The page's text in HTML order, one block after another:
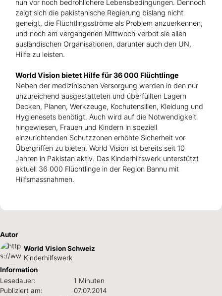
nun vor noch bedrohlichere Lebensbedingungen. Dennoch
zeigt sich die pakistanische Regierung bislang nicht
geneigt, die Flüchtlingsströme als Problem anzuerkennen,
und noch am vergangenen Mittwoch verbot sie allen
ausländischen Organisationen, darunter auch den UN,
Hilfe zu leisten.
World Vision bietet Hilfe für 36 000 Flüchtlinge
Neben der medizinischen Versorgung werden in den nur
unzureichend ausgestatteten und überfüllten Lagern
Decken, Planen, Werkzeuge, Kochutensilien, Kleidung und
Hygienesets benötigt. Auch wird auf die Notwendigkeit
hingewiesen, Frauen und Kindern in speziell
einzurichtenden Schutzzonen erhöhte Sicherheit vor
Übergriffen zu bieten. World Vision ist bereits seit 10
Jahren in Pakistan aktiv. Das Kinderhilfswerk unterstützt
aktuell 36 000 Flüchtlinge in der Region Bannu mit
Hilfsmassnahmen.
Autor
World Vision Schweiz
Kinderhilfswerk
Information
Lesedauer:
1 Minuten
Publiziert am:
07.07.2014